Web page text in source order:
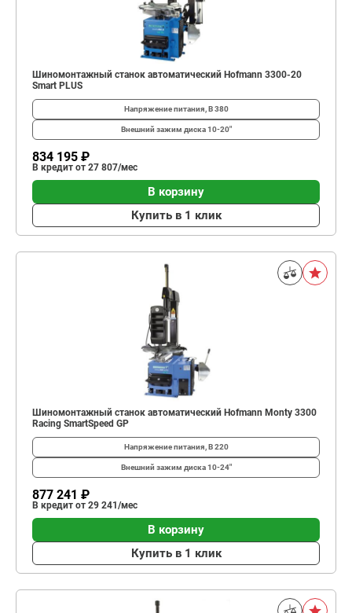
Шиномонтажный станок автоматический Hofmann 3300-20
Smart PLUS
Напряжение питания, В380
Внешний зажим диска10-20"
834 195 ₽
В кредит от 27 807/мес
В корзину
Купить в 1 клик
Шиномонтажный станок автоматический Hofmann Monty 3300
Racing SmartSpeed GP
Напряжение питания, В220
Внешний зажим диска10-24"
877 241 ₽
В кредит от 29 241/мес
В корзину
Купить в 1 клик